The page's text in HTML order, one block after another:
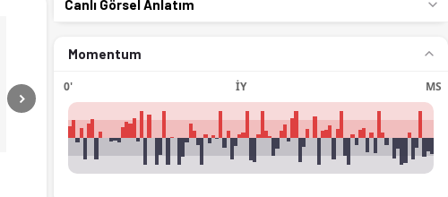
Next
Canlı Görsel Anlatım
Momentum
0' İY MS